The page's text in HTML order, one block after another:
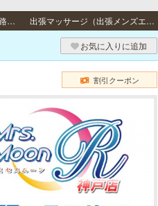
出張（神戸） / 神戸市・芦屋市・西宮市、尼崎市・大阪府・明石市・加古川市・高砂市・姫路市・三田市・三木市・伊丹市・その他のご自宅・ビジネスホテル 出張マッサージ（出張メンズエステ）
お気に入りに追加
割引クーポン